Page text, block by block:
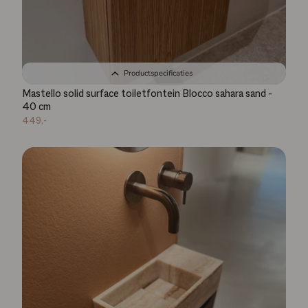
Productspecificaties
Mastello solid surface toiletfontein Blocco sahara sand -
40 cm
449,-